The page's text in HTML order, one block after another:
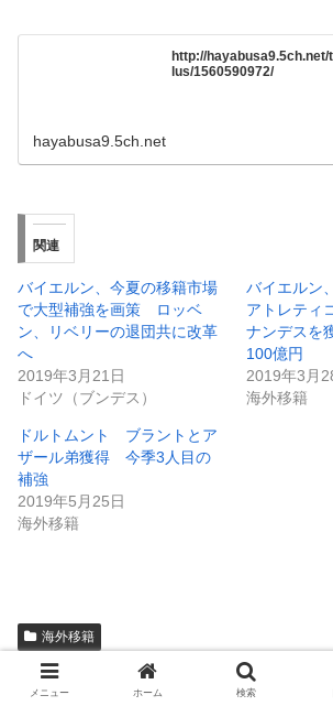
http://
lus/1560590972/
hayabusa9.5ch.net
関連
バイエルン、今夏の移籍市場
で大型補強を画策 ロッベ
ン、リベリーの退団共に改革
へ
2019年3月21日
ドイツ（ブンデス）
バイエルン
アトレティ
ナンデスを
100億円
2019年3月
海外移籍
ドルトムント ブラントとア
ザール弟獲得 今季3人目の
補強
2019年5月25日
海外移籍
海外移籍
シェアする
メニュー ホーム 検索